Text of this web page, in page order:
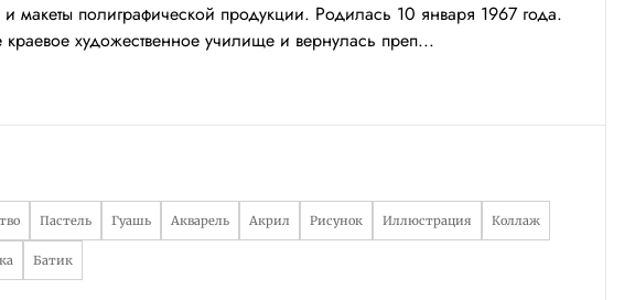
полиграфической продукции. Родилась 10 января 1967 года.
художественное училище и вернулась преп...
Пастель Гуашь Акварель Акрил Рисунок Иллюстрация Коллаж
Батик